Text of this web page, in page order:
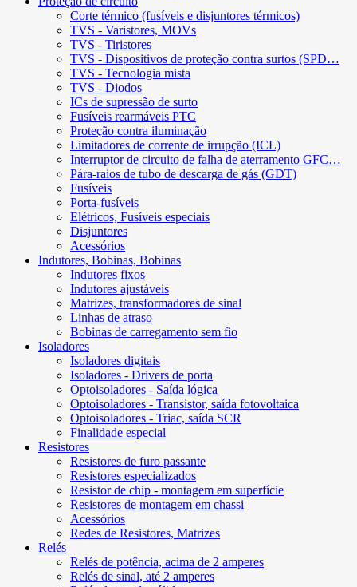
Corte térmico (fusíveis e disjuntores térmicos)
TVS - Varistores, MOVs
TVS - Tiristores
TVS - Dispositivos de proteção contra surtos (SPD…
TVS - Tecnologia mista
TVS - Diodos
ICs de supressão de surto
Fusíveis rearmáveis ​​PTC
Proteção contra iluminação
Limitadores de corrente de irrupção (ICL)
Interruptor de circuito de falha de aterramento GFC…
Pára-raios de tubo de descarga de gás (GDT)
Fusíveis
Porta-fusíveis
Elétricos, Fusíveis especiais
Disjuntores
Acessórios
Indutores, Bobinas, Bobinas
Indutores fixos
Indutores ajustáveis
Matrizes, transformadores de sinal
Linhas de atraso
Bobinas de carregamento sem fio
Isoladores
Isoladores digitais
Isoladores - Drivers de porta
Optoisoladores - Saída lógica
Optoisoladores - Transistor, saída fotovoltaica
Optoisoladores - Triac, saída SCR
Finalidade especial
Resistores
Resistores de furo passante
Resistores especializados
Resistor de chip - montagem em superfície
Resistores de montagem em chassi
Acessórios
Redes de Resistores, Matrizes
Relés
Relés de potência, acima de 2 amperes
Relés de sinal, até 2 amperes